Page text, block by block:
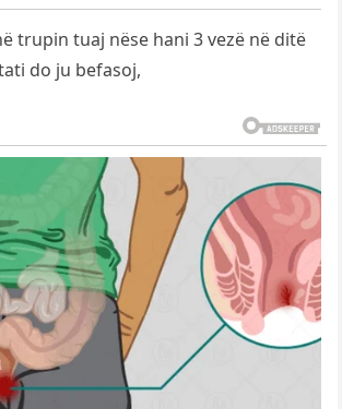
trupin tuaj nëse hani 3 vezë në ditë
do ju befasoj,